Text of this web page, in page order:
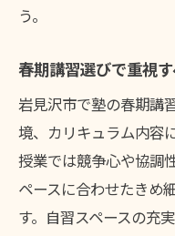
塾春期講習が
由
苦手分野克
塾の春期講
訣
春期講習は塾の
う。
春期講習選びで重視
岩見沢市で塾の春期講
境、カリキュラム内容
授業では競争心や協調
ペースに合わせたきめ
す。自習スペースの充